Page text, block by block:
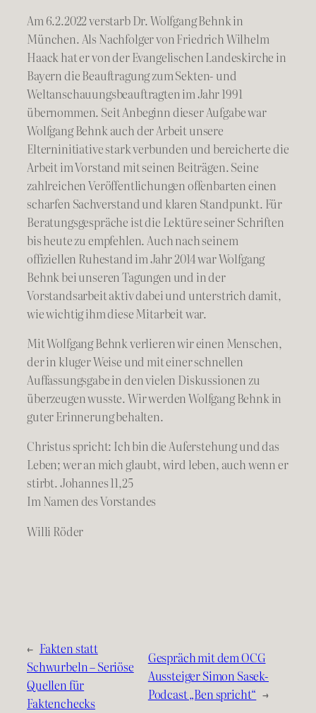
Am 6.2.2022 verstarb Dr. Wolfgang Behnk in
München. Als Nachfolger von Friedrich Wilhelm
Haack hat er von der Evangelischen Landeskirche in
Bayern die Beauftragung zum Sekten- und
Weltanschauungsbeauftragten im Jahr 1991
übernommen. Seit Anbeginn dieser Aufgabe war
Wolfgang Behnk auch der Arbeit unsere
Elterninitiative stark verbunden und bereicherte die
Arbeit im Vorstand mit seinen Beiträgen. Seine
zahlreichen Veröffentlichungen offenbarten einen
scharfen Sachverstand und klaren Standpunkt. Für
Beratungsgespräche ist die Lektüre seiner Schriften
bis heute zu empfehlen. Auch nach seinem
offiziellen Ruhestand im Jahr 2014 war Wolfgang
Behnk bei unseren Tagungen und in der
Vorstandsarbeit aktiv dabei und unterstrich damit,
wie wichtig ihm diese Mitarbeit war.
Mit Wolfgang Behnk verlieren wir einen Menschen,
der in kluger Weise und mit einer schnellen
Auffassungsgabe in den vielen Diskussionen zu
überzeugen wusste. Wir werden Wolfgang Behnk in
guter Erinnerung behalten.
Christus spricht: Ich bin die Auferstehung und das
Leben; wer an mich glaubt, wird leben, auch wenn er
stirbt. Johannes 11,25
Im Namen des Vorstandes
Willi Röder
← Fakten statt
Schwurbeln – Seriöse
Quellen für
Faktenchecks
Gespräch mit dem OCG
Aussteiger Simon Sasek-
Podcast „Ben spricht“ →